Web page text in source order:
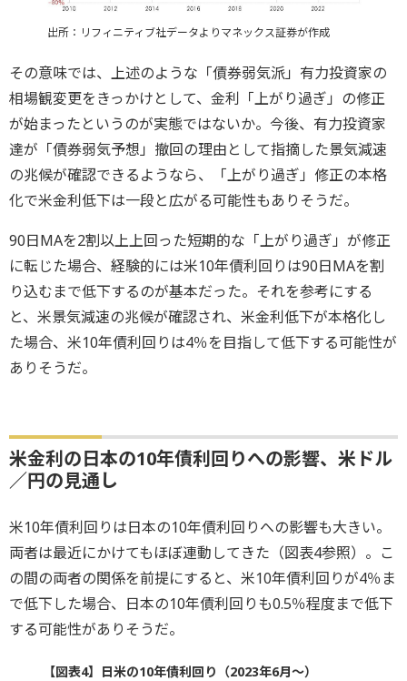
出所：リフィニティブ社データよりマネックス証券が作成
その意味では、上述のような「債券弱気派」有力投資家の
相場観変更をきっかけとして、金利「上がり過ぎ」の修正
が始まったというのが実態ではないか。今後、有力投資家
達が「債券弱気予想」撤回の理由として指摘した景気減速
の兆候が確認できるようなら、「上がり過ぎ」修正の本格
化で米金利低下は一段と広がる可能性もありそうだ。
90日MAを2割以上上回った短期的な「上がり過ぎ」が修正
に転じた場合、経験的には米10年債利回りは90日MAを割
り込むまで低下するのが基本だった。それを参考にする
と、米景気減速の兆候が確認され、米金利低下が本格化し
た場合、米10年債利回りは4％を目指して低下する可能性が
ありそうだ。
米金利の日本の10年債利回りへの影響、米ドル
／円の見通し
米10年債利回りは日本の10年債利回りへの影響も大きい。
両者は最近にかけてもほぼ連動してきた（図表4参照）。こ
の間の両者の関係を前提にすると、米10年債利回りが4％ま
で低下した場合、日本の10年債利回りも0.5％程度まで低下
する可能性がありそうだ。
【図表4】日米の10年債利回り（2023年6月～）